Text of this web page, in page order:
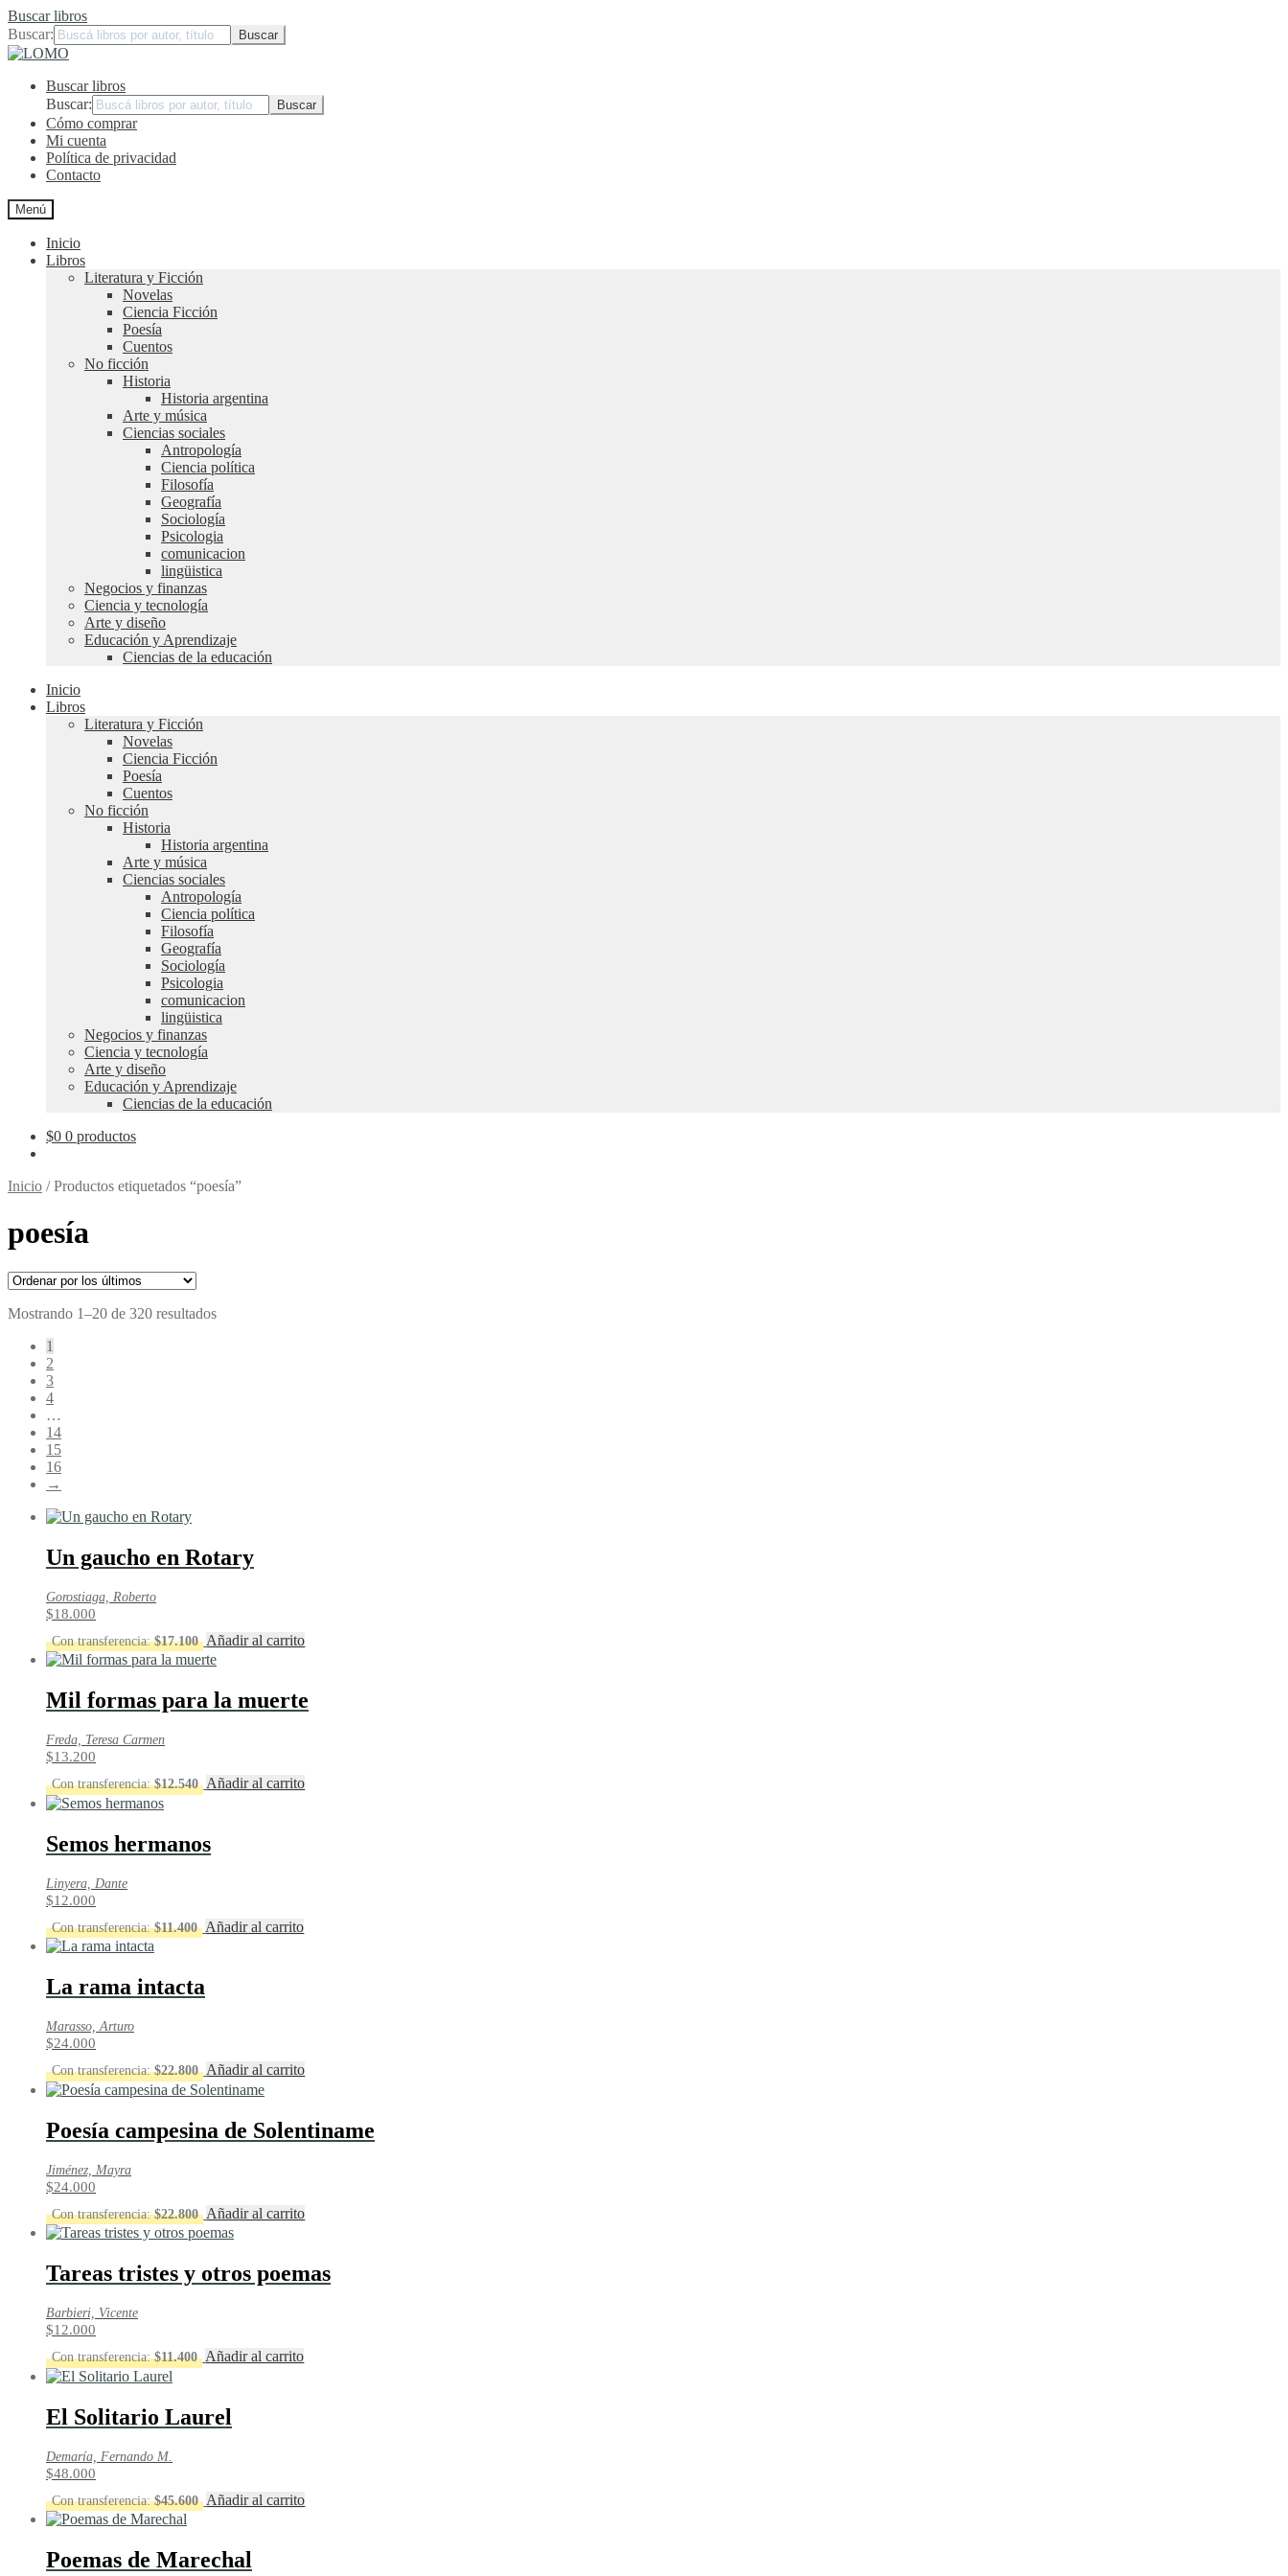
Buscar libros
Buscar:
Ir
navegación
Ir
contenidoBuscar libros
Buscar:
Cómo comprar
Mi cuenta
Política de privacidad
Contacto
Menú
Inicio
Libros
Literatura y Ficción
Novelas
Ciencia Ficción
Poesía
Cuentos
No ficción
Historia
Historia argentina
Arte y música
Ciencias sociales
Antropología
Ciencia política
Filosofía
Geografía
Sociología
Psicologia
comunicacion
lingüistica
Negocios y finanzas
Ciencia y tecnología
Arte y diseño
Educación y Aprendizaje
Ciencias de la educación
Inicio
Libros
Literatura y Ficción
Novelas
Ciencia Ficción
Poesía
Cuentos
No ficción
Historia
Historia argentina
Arte y música
Ciencias sociales
Antropología
Ciencia política
Filosofía
Geografía
Sociología
Psicologia
comunicacion
lingüistica
Negocios y finanzas
Ciencia y tecnología
Arte y diseño
Educación y Aprendizaje
Ciencias de la educación
$0 0 productos
Inicio /Productos etiquetados “poesía”
poesía
Mostrando 1–20 de 320 resultadosOrdenado
1
2
3
4
…
14
15
16
→
Un gaucho en Rotary
Gorostiaga, Roberto
$18.000
Con transferencia:$17.100 Añadir al carrito
Mil formas para la muerte
Freda, Teresa Carmen
$13.200
Con transferencia:$12.540 Añadir al carrito
Semos hermanos
Linyera, Dante
$12.000
Con transferencia:$11.400 Añadir al carrito
La rama intacta
Marasso, Arturo
$24.000
Con transferencia:$22.800 Añadir al carrito
Poesía campesina de Solentiname
Jiménez, Mayra
$24.000
Con transferencia:$22.800 Añadir al carrito
Tareas tristes y otros poemas
Barbieri, Vicente
$12.000
Con transferencia:$11.400 Añadir al carrito
El Solitario Laurel
Demaría, Fernando M.
$48.000
Con transferencia:$45.600 Añadir al carrito
Poemas de Marechal